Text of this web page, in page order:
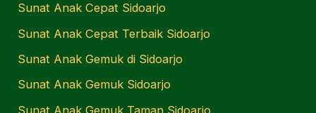
Sunat Anak Cepat Sidoarjo
Sunat Anak Cepat Terbaik Sidoarjo
Sunat Anak Gemuk di Sidoarjo
Sunat Anak Gemuk Sidoarjo
Sunat Anak Gemuk Taman Sidoarjo